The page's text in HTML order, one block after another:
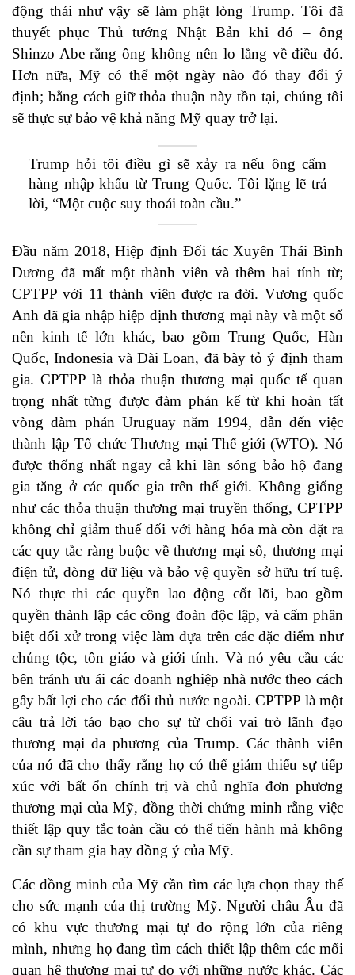
động thái như vậy sẽ làm phật lòng Trump. Tôi đã
thuyết phục Thủ tướng Nhật Bản khi đó – ông
Shinzo Abe rằng ông không nên lo lắng về điều đó.
Hơn nữa, Mỹ có thể một ngày nào đó thay đổi ý
định; bằng cách giữ thỏa thuận này tồn tại, chúng tôi
sẽ thực sự bảo vệ khả năng Mỹ quay trở lại.
Trump hỏi tôi điều gì sẽ xảy ra nếu ông cấm
hàng nhập khẩu từ Trung Quốc. Tôi lặng lẽ trả
lời, “Một cuộc suy thoái toàn cầu.”
Đầu năm 2018, Hiệp định Đối tác Xuyên Thái Bình
Dương đã mất một thành viên và thêm hai tính từ;
CPTPP với 11 thành viên được ra đời. Vương quốc
Anh đã gia nhập hiệp định thương mại này và một số
nền kinh tế lớn khác, bao gồm Trung Quốc, Hàn
Quốc, Indonesia và Đài Loan, đã bày tỏ ý định tham
gia. CPTPP là thỏa thuận thương mại quốc tế quan
trọng nhất từng được đàm phán kể từ khi hoàn tất
vòng đàm phán Uruguay năm 1994, dẫn đến việc
thành lập Tổ chức Thương mại Thế giới (WTO). Nó
được thống nhất ngay cả khi làn sóng bảo hộ đang
gia tăng ở các quốc gia trên thế giới. Không giống
như các thỏa thuận thương mại truyền thống, CPTPP
không chỉ giảm thuế đối với hàng hóa mà còn đặt ra
các quy tắc ràng buộc về thương mại số, thương mại
điện tử, dòng dữ liệu và bảo vệ quyền sở hữu trí tuệ.
Nó thực thi các quyền lao động cốt lõi, bao gồm
quyền thành lập các công đoàn độc lập, và cấm phân
biệt đối xử trong việc làm dựa trên các đặc điểm như
chủng tộc, tôn giáo và giới tính. Và nó yêu cầu các
bên tránh ưu ái các doanh nghiệp nhà nước theo cách
gây bất lợi cho các đối thủ nước ngoài. CPTPP là một
câu trả lời táo bạo cho sự từ chối vai trò lãnh đạo
thương mại đa phương của Trump. Các thành viên
của nó đã cho thấy rằng họ có thể giảm thiểu sự tiếp
xúc với bất ổn chính trị và chủ nghĩa đơn phương
thương mại của Mỹ, đồng thời chứng minh rằng việc
thiết lập quy tắc toàn cầu có thể tiến hành mà không
cần sự tham gia hay đồng ý của Mỹ.
Các đồng minh của Mỹ cần tìm các lựa chọn thay thế
cho sức mạnh của thị trường Mỹ. Người châu Âu đã
có khu vực thương mại tự do rộng lớn của riêng
mình, nhưng họ đang tìm cách thiết lập thêm các mối
quan hệ thương mại tự do với những nước khác. Các